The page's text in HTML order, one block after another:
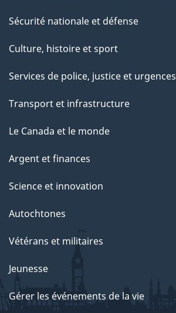
Sécurité nationale et défense
Culture, histoire et sport
Services de police, justice et urgences
Transport et infrastructure
Le Canada et le monde
Argent et finances
Science et innovation
Autochtones
Vétérans et militaires
Jeunesse
Gérer les événements de la vie